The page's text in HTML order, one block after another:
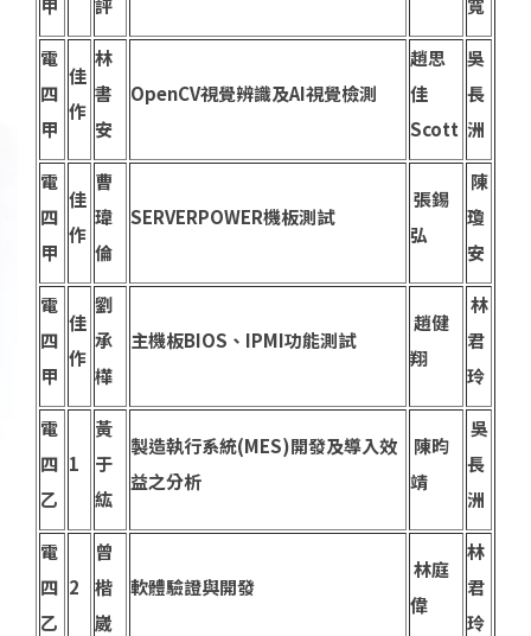
甲
評
寬
電
四
甲
佳
作
林
書
安
OpenCV視覺辨識及AI視覺檢測
趙思
佳
Scott
吳
長
洲
電
四
甲
佳
作
曹
瑋
倫
SERVERPOWER機板測試
張錫
弘
陳
瓊
安
電
四
甲
佳
作
劉
承
樺
主機板BIOS、IPMI功能測試
趙健
翔
林
君
玲
電
四
乙
1
黃
于
紘
製造執行系統(MES)開發及導入效
益之分析
陳昀
靖
吳
長
洲
電
四
乙
2
曾
楷
崴
軟體驗證與開發
林庭
偉
林
君
玲